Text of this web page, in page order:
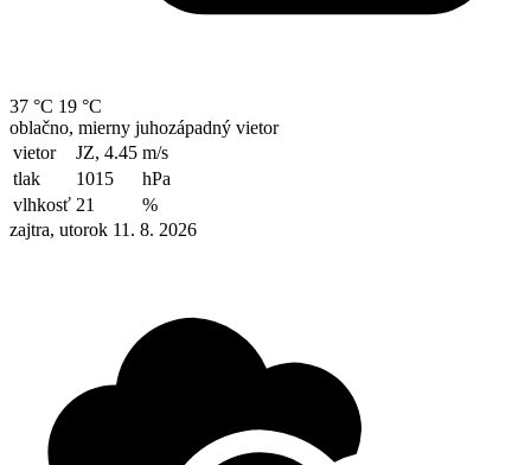
37 °C 19 °C
oblačno, mierny juhozápadný vietor
vietor
JZ, 4.45 m/s
tlak
1015
hPa
vlhkosť 21
%
zajtra, utorok 11. 8. 2026